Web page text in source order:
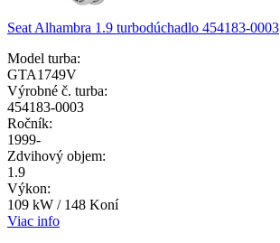
Seat Alhambra 1.9 turbodúchadlo 454183-0003
Model turba:
GTA1749V
Výrobné č. turba:
454183-0003
Ročník:
1999-
Zdvihový objem:
1.9
Výkon:
109 kW / 148 Koní
Viac info